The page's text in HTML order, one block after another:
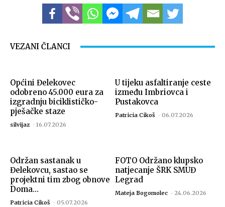
Izvor: Općina Đelekovec (Zdravko Vuljak)
VEZANI ČLANCI
Općini Đelekovec
odobreno 45.000 eura za
izgradnju biciklističko-
pješačke staze
silvijaz - 16.07.2026
U tijeku asfaltiranje ceste
između Imbriovca i
Pustakovca
Patricia Cikoš - 06.07.2026
Održan sastanak u
Đelekovcu, sastao se
projektni tim zbog obnove
Doma...
Patricia Cikoš - 05.07.2026
FOTO Održano klupsko
natjecanje ŠRK SMUĐ
Legrad
Mateja Bogomolec - 24.06.2026